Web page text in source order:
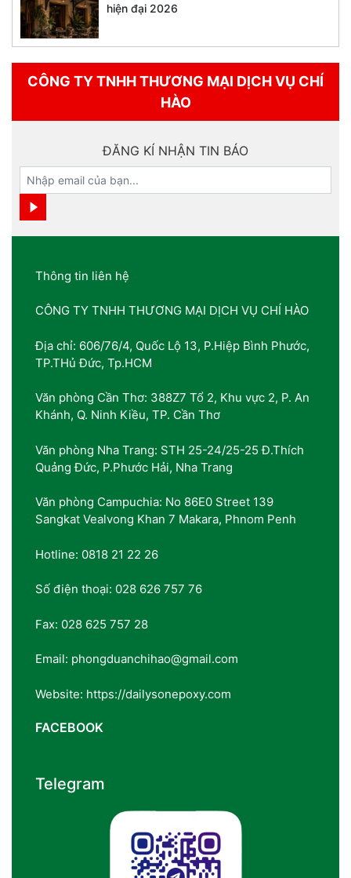
hiện đại 2026
CÔNG TY TNHH THƯƠNG MẠI DỊCH VỤ CHÍ
HÀO
ĐĂNG KÍ NHẬN TIN BÁO
Thông tin liên hệ
CÔNG TY TNHH THƯƠNG MẠI DỊCH VỤ CHÍ HÀO
Địa chỉ: 606/76/4, Quốc Lộ 13, P.Hiệp Bình Phước,
TP.THủ Đức, Tp.HCM
Văn phòng Cần Thơ: 388Z7 Tổ 2, Khu vực 2, P. An
Khánh, Q. Ninh Kiều, TP. Cần Thơ
Văn phòng Nha Trang: STH 25-24/25-25 Đ.Thích
Quảng Đức, P.Phước Hải, Nha Trang
Văn phòng Campuchia: No 86E0 Street 139
Sangkat Vealvong Khan 7 Makara, Phnom Penh
Hotline: 0818 21 22 26
Số điện thoại: 028 626 757 76
Fax: 028 625 757 28
Email: phongduanchihao@gmail.com
Website: https://dailysonepoxy.com
FACEBOOK
Telegram